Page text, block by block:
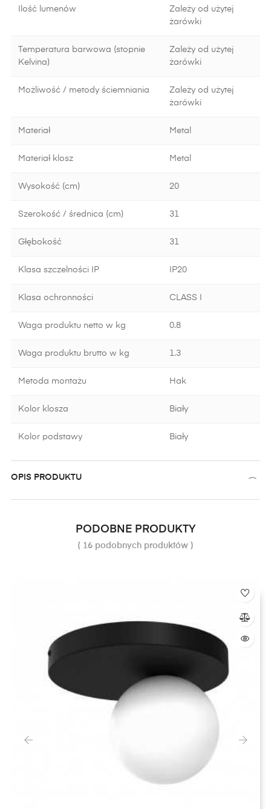
Ilość lumenów
Zależy od użytej
żarówki
Temperatura barwowa (stopnie
Kelvina)
Zależy od użytej
żarówki
Możliwość / metody ściemniania
Zależy od użytej
żarówki
Materiał Metal
Materiał klosz Metal
Wysokość (cm) 20
Szerokość / średnica (cm) 31
Głębokość 31
Klasa szczelności IP IP20
Klasa ochronności CLASS I
Waga produktu netto w kg 0.8
Waga produktu brutto w kg 1.3
Metoda montażu Hak
Kolor klosza Biały
Kolor podstawy Biały
OPIS PRODUKTU
PODOBNE PRODUKTY
( 16 podobnych produktów )